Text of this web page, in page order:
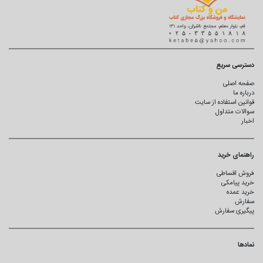
دسترسی سریع
صفحه اصلی
درباره ما
قوانین استفاده از سایت
سوالات متداول
اخبار
راهنمای خرید
فروش اقساطی
خرید پیامکی
خرید عمده
سفارش
پیگیری سفارش
نمادها